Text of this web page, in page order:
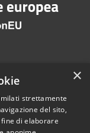
×
strettamente
del sito,
di elaborare